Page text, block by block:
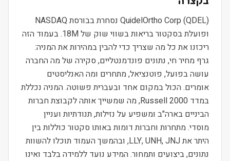
QuidelOrtho Corp (QDEL) נסחרת בבורסת NASDAQ
ופועלת בסקטור בריאות בשווי שוק של 18M. בעמוד הזה
ריכזנו את כל מה שצריך כדי להבין במהירות את המניה:
גרף מחיר חי, נתונים פונדמנטליים, סקירה של מה החברה
עושה בפועל, פוטנציאל, מתחרים ומה האנליסטים
אומרים. הכול במקום אחד ובעברית פשוטה. המניה נכללת
במדד Russell 2000, מה שמשייך אותה לקבוצת חברות
הביניים בארה"ב ומשפיע על נזילות, תנודתיות ועניין
מוסדי. מתחרות וחברות דומות באותו סקטור כוללות בין
היתר את LLY, UNH, JNJ, ובהמשך העמוד תוכלו להשוות
נתונים, ביצועים ותמחור. המידע נועד ללמידה בלבד ואינו